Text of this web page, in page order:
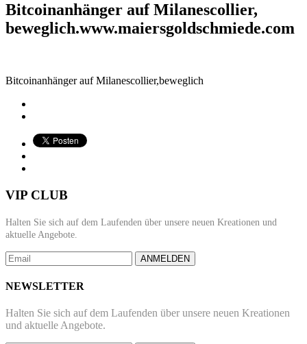
Bitcoinanhänger auf Milanescollier,
beweglich.www.maiersgoldschmiede.com
Bitcoinanhänger auf Milanescollier,beweglich
VIP CLUB
Halten Sie sich auf dem Laufenden über unsere neuen Kreationen und
aktuelle Angebote.
ANMELDEN
NEWSLETTER
Halten Sie sich auf dem Laufenden über unsere neuen Kreationen
und aktuelle Angebote.